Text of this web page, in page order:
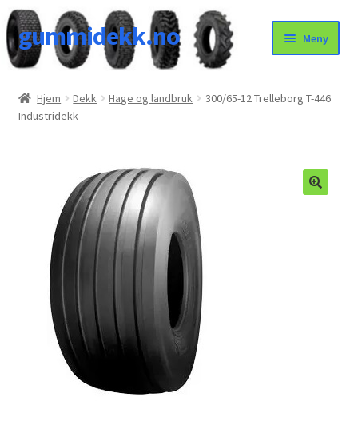
Hopp
til
navigasjon
Hopp
til
innhold
gummidekk.no Meny
Hjem Dekk Hage og landbruk
300/65-12 Trelleborg T-446
Industridekk